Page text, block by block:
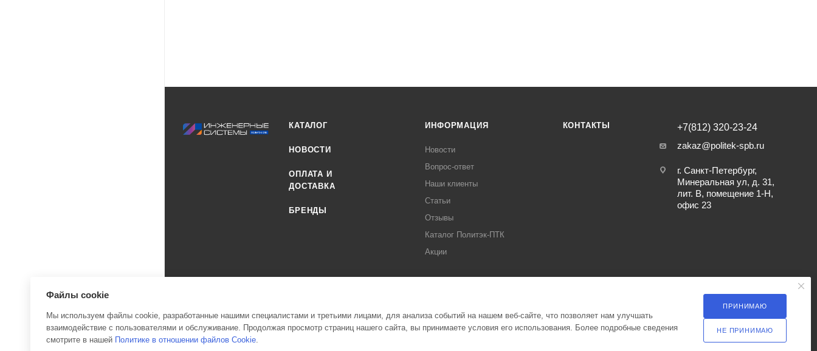
КАТАЛОГ
НОВОСТИ
ОПЛАТА И
ДОСТАВКА
БРЕНДЫ
ИНФОРМАЦИЯ
Новости
Вопрос-ответ
Наши клиенты
Статьи
Отзывы
Каталог Политэк-ПТК
Акции
КОНТАКТЫ
+7(812) 320-23-24
zakaz@politek-spb.ru
г. Санкт-Петербург,
Минеральная ул, д. 31,
лит. В, помещение 1-Н,
офис 23
2026 © Инженерные системы Политэк СПБ Все права защищены Политика оператора в отношении обработки персональных данных
Файлы cookie
Мы используем файлы cookie, разработанные нашими специалистами и третьими лицами, для анализа событий на нашем веб-сайте, что позволяет нам улучшать
взаимодействие с пользователями и обслуживание. Продолжая просмотр страниц нашего сайта, вы принимаете условия его использования. Более подробные сведения
смотрите в нашей Политике в отношении файлов Cookie.
ПРИНИМАЮ
НЕ ПРИНИМАЮ